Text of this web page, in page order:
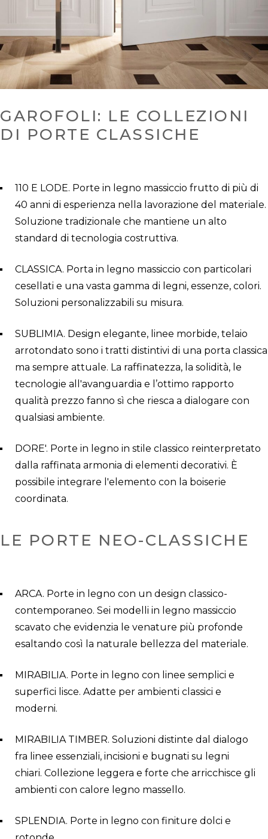
GAROFOLI: LE COLLEZIONI
DI PORTE CLASSICHE
110 E LODE. Porte in legno massiccio frutto di più di
40 anni di esperienza nella lavorazione del materiale.
Soluzione tradizionale che mantiene un alto
standard di tecnologia costruttiva.
CLASSICA. Porta in legno massiccio con particolari
cesellati e una vasta gamma di legni, essenze, colori.
Soluzioni personalizzabili su misura.
SUBLIMIA. Design elegante, linee morbide, telaio
arrotondato sono i tratti distintivi di una porta classica
ma sempre attuale. La raffinatezza, la solidità, le
tecnologie all'avanguardia e l’ottimo rapporto
qualità prezzo fanno sì che riesca a dialogare con
qualsiasi ambiente.
DORE'. Porte in legno in stile classico reinterpretato
dalla raffinata armonia di elementi decorativi. È
possibile integrare l'elemento con la boiserie
coordinata.
LE PORTE NEO-CLASSICHE
ARCA. Porte in legno con un design classico-
contemporaneo. Sei modelli in legno massiccio
scavato che evidenzia le venature più profonde
esaltando così la naturale bellezza del materiale.
MIRABILIA. Porte in legno con linee semplici e
superfici lisce. Adatte per ambienti classici e
moderni.
MIRABILIA TIMBER. Soluzioni distinte dal dialogo
fra linee essenziali, incisioni e bugnati su legni
chiari. Collezione leggera e forte che arricchisce gli
ambienti con calore legno massello.
SPLENDIA. Porte in legno con finiture dolci e